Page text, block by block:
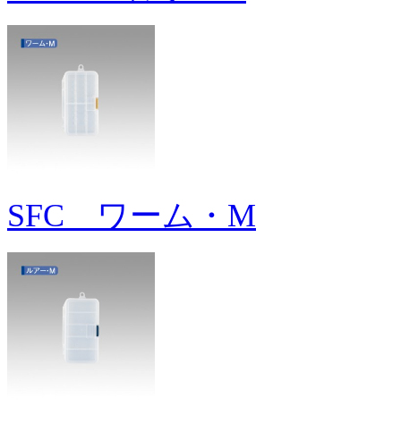
SFC ワーム・M